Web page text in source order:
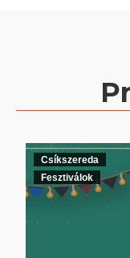
Csíkszereda
Fesztiválok